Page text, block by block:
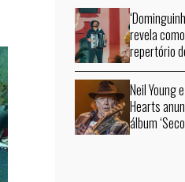
revela
repertório
Neil Young
Hearts
álbum